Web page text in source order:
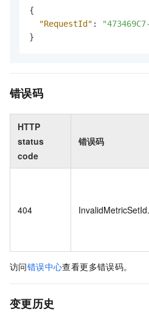
{
"RequestId" :
}
错误码
HTTP
status
code
错误码
404
访问错误中心查看更多错误码。
变更历史